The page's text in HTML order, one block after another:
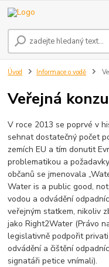
Úvod Informace o vodě
Veřejná
V roce 2013 se poprvé v
sehnat dostatečný počet
zemích EU a tím donutit
problematikou a
občanů se jmenovala
Water is a public good,
vodou a odvádění
veřejným statkem, nikoliv
jako Right2Water (Právo
legislativně podpořit
odvádění a čištění
signatáři petice vnímali).